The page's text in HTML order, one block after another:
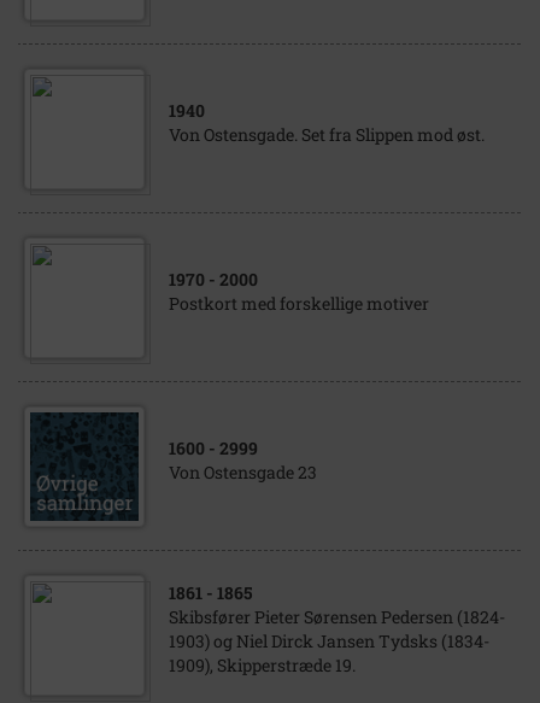
1940
Von Ostensgade. Set fra Slippen mod øst.
1970 - 2000
Postkort med forskellige motiver
1600 - 2999
Von Ostensgade 23
1861 - 1865
Skibsfører Pieter Sørensen Pedersen (1824-
1903) og Niel Dirck Jansen Tydsks (1834-
1909), Skipperstræde 19.